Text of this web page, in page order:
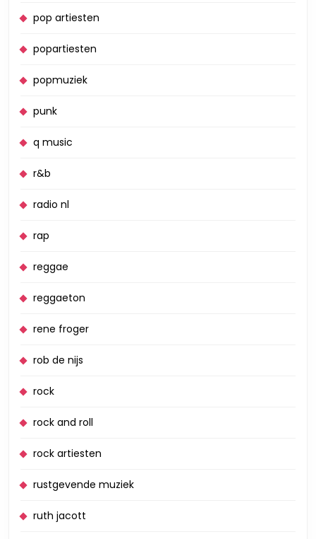
pop artiesten
popartiesten
popmuziek
punk
q music
r&b
radio nl
rap
reggae
reggaeton
rene froger
rob de nijs
rock
rock and roll
rock artiesten
rustgevende muziek
ruth jacott